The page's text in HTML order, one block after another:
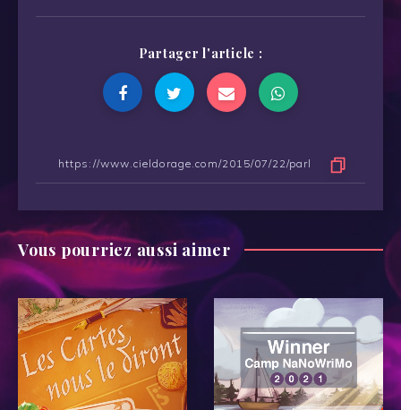
Partager l'article :
Vous pourriez aussi aimer